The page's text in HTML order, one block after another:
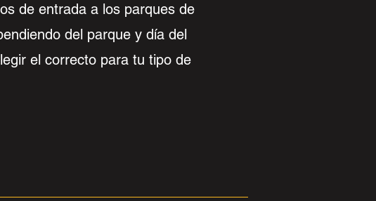
de entrada a los parques de
del parque y día del
el correcto para tu tipo de